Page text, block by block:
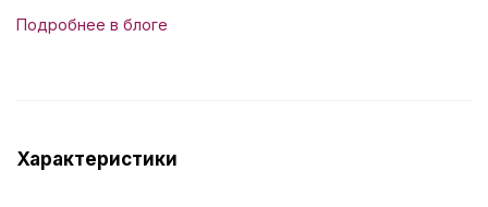
Подробнее в блоге
Характеристики